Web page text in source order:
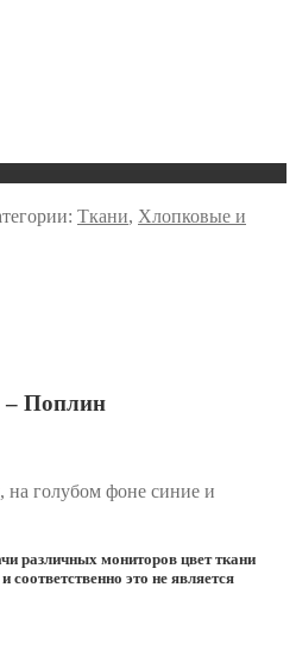
Ткани, Хлопковые и
– Поплин
голубом фоне синие и
различных мониторов цвет ткани
соответственно это не является